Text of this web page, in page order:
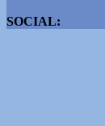
SOCIAL: